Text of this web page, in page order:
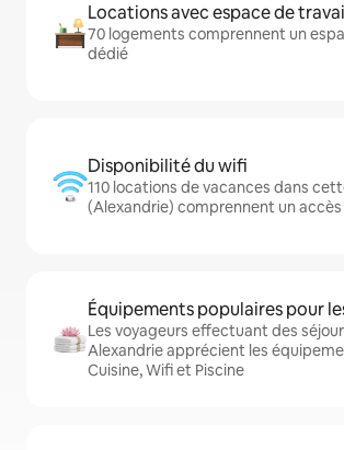
Locations avec espace de
70 logements comprennent un
dédié
Disponibilité du wifi
110 locations de vacances dans
(Alexandrie) comprennent un
Équipements populaires pour
Les voyageurs effectuant des
Alexandrie apprécient les
Cuisine, Wifi et Piscine